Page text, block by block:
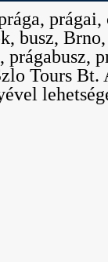
busz,
prágabusz,
Tours